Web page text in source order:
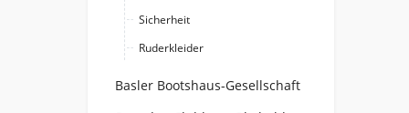
Sicherheit
Ruderkleider
Basler Bootshaus-Gesellschaft